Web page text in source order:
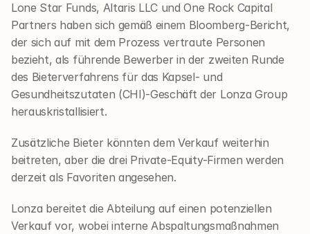
Lone Star Funds, Altaris LLC und One Rock Capital
Partners haben sich gemäß einem Bloomberg-Bericht,
der sich auf mit dem Prozess vertraute Personen
bezieht, als führende Bewerber in der zweiten Runde
des Bieterverfahrens für das Kapsel- und
Gesundheitszutaten (CHI)-Geschäft der Lonza Group
herauskristallisiert.
Zusätzliche Bieter könnten dem Verkauf weiterhin
beitreten, aber die drei Private-Equity-Firmen werden
derzeit als Favoriten angesehen.
Lonza bereitet die Abteilung auf einen potenziellen
Verkauf vor, wobei interne Abspaltungsmaßnahmen